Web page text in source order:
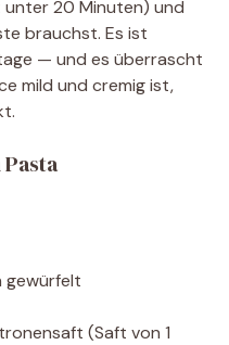
20 Minuten) und
brauchst. Es ist
— und es überrascht
mild und cremig ist,
gewürfelt
(Saft von 1